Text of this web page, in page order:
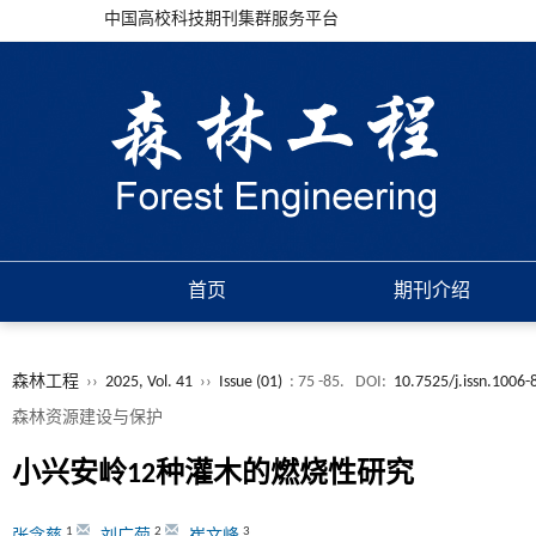
中国高校科技期刊集群服务平台
首页 期刊介绍
森林工程 ›› 2025, Vol. 41 ›› Issue (01) : 75 -85. DOI: 10.7525/
森林资源建设与保护
小兴安岭12种灌木的燃烧性研究
1 2 3